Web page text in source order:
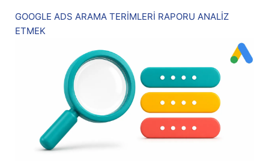
GOOGLE ADS ARAMA TERİMLERİ RAPORU ANALİZ
ETMEK